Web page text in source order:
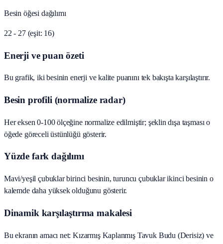
Besin öğesi dağılımı
22 - 27 (eşit: 16)
Enerji ve puan özeti
Bu grafik, iki besinin enerji ve kalite puanını tek bakışta karşılaştırır.
Besin profili (normalize radar)
Her eksen 0-100 ölçeğine normalize edilmiştir; şeklin dışa taşması o
öğede göreceli üstünlüğü gösterir.
Yüzde fark dağılımı
Mavi/yeşil çubuklar birinci besinin, turuncu çubuklar ikinci besinin o
kalemde daha yüksek olduğunu gösterir.
Dinamik karşılaştırma makalesi
Bu ekranın amacı net: Kızarmış Kaplanmış Tavuk Budu (Derisiz) ve